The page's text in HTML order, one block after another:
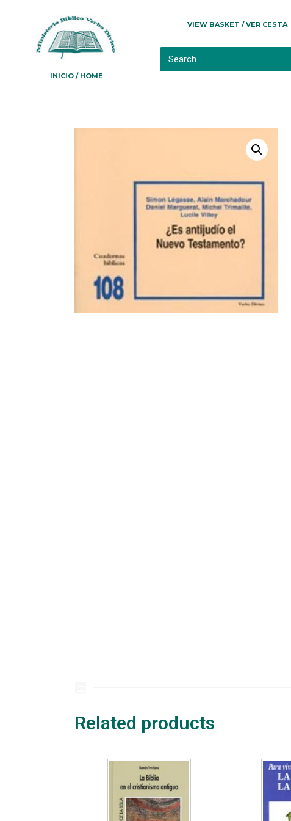
INICIO / HOME
VIEW BASKET / VER CESTA
Related products